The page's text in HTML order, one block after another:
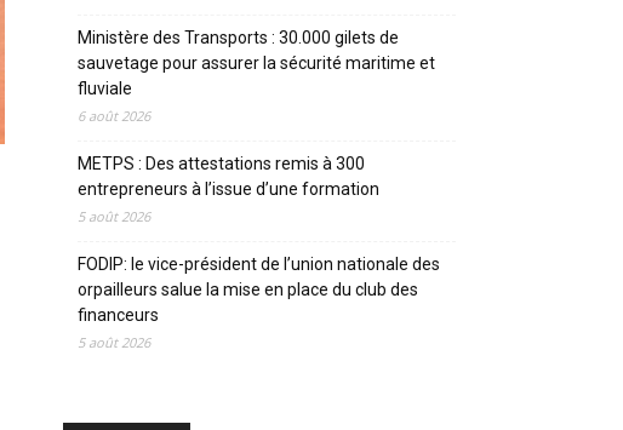
Ministère des Transports : 30.000 gilets de
sauvetage pour assurer la sécurité maritime et
fluviale
6 août 2026
METPS : Des attestations remis à 300
entrepreneurs à l’issue d’une formation
5 août 2026
FODIP: le vice-président de l’union nationale des
orpailleurs salue la mise en place du club des
financeurs
5 août 2026